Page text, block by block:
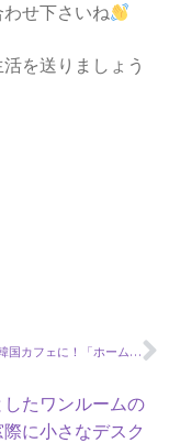
せ下さいね
を送りましょう
お家が一気に韓国カフェに！「ホームカフェ」が出来る韓国食器ブランド＆アイテム